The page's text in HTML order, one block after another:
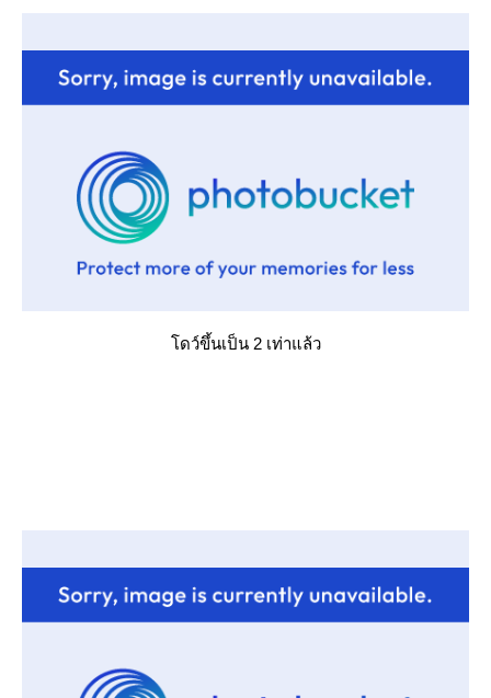
ดว์ขึ้นเป็น 2 เท่าแล้ว